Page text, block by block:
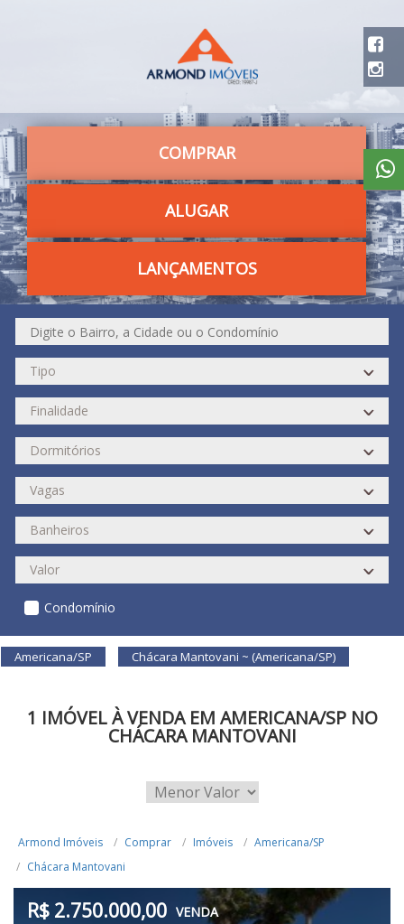
COMPRAR
ALUGAR
LANÇAMENTOS
Condomínio
Americana/SP Chácara Mantovani ~ (Americana/SP)
1 IMÓVEL À VENDA EM AMERICANA/SP NO
CHÁCARA MANTOVANI
Armond Imóveis Comprar Imóveis
Americana/SP
Chácara Mantovani
R$ 2.750.000,00 VENDA